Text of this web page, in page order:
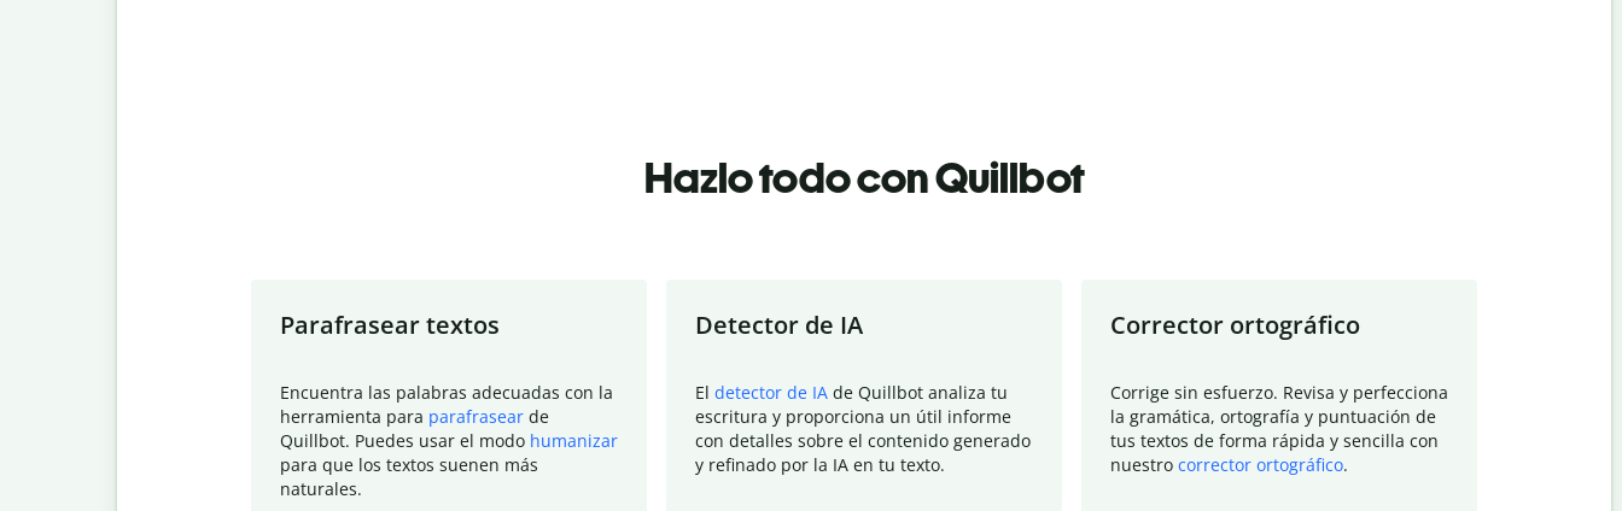
Hazlo todo con Quillbot
Parafrasear textos
Encuentra las palabras adecuadas con la
herramienta para parafrasear de
Quillbot. Puedes usar el modo humanizar
para que los textos suenen más
naturales.
Detector de IA
El detector de IA de Quillbot analiza tu
escritura y proporciona un útil informe
con detalles sobre el contenido generado
y refinado por la IA en tu texto.
Corrector ortográfico
Corrige sin esfuerzo. Revisa y perfecciona
la gramática, ortografía y puntuación de
tus textos de forma rápida y sencilla con
nuestro corrector ortográfico.